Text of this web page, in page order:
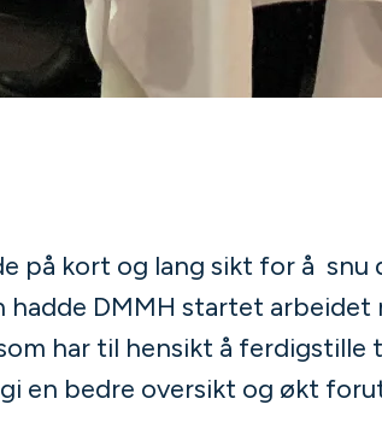
på kort og lang sikt for å snu
hadde DMMH startet arbeidet
har til hensikt å ferdigstille
en bedre oversikt og økt